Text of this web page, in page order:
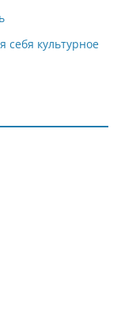
культурное